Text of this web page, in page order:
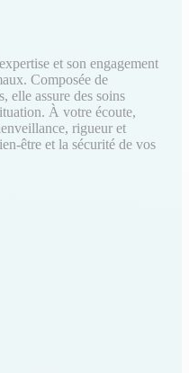
et son engagement
Composée de
elle assure des soins
À votre écoute,
rigueur et
être et la sécurité de vos